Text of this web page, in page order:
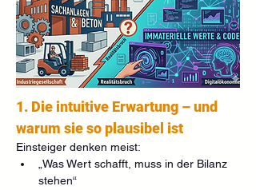
1. Die intuitive Erwartung – und
warum sie so plausibel ist
Einsteiger denken meist:
„Was Wert schafft, muss in der Bilanz
stehen“